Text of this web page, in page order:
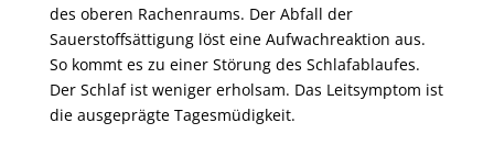
des oberen Rachenraums. Der Abfall der
Sauerstoffsättigung löst eine Aufwachreaktion aus.
So kommt es zu einer Störung des Schlafablaufes.
Der Schlaf ist weniger erholsam. Das Leitsymptom ist
die ausgeprägte Tagesmüdigkeit.